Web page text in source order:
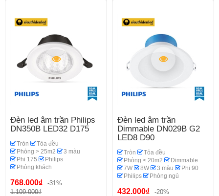
Đèn led âm trần Philips
DN350B LED32 D175
Tròn
Tỏa đều
Phòng > 25m2
3 màu
Phi 175
Philips
Phòng khách
768.000₫
-31%
1.109.000₫
Đèn led âm trần
Dimmable DN029B G2
LED8 D90
Tròn
Tỏa đều
Phòng < 20m2
Dimmable
7W
8W 3 màu
Phi 90
Philips
Phòng ngủ
432.000₫
-20%